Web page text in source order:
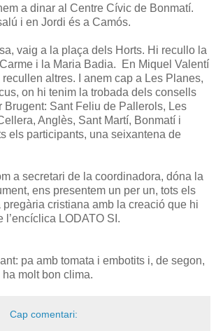
a dinar al Centre Cívic de Bonmatí.
i en Jordi és a Camós.
vaig a la plaça dels Horts. Hi recullo la
i la Maria Badia. En Miquel Valentí
altres. I anem cap a Les Planes,
on hi tenim la trobada dels consells
Brugent: Sant Feliu de Pallerols, Les
Anglès, Sant Martí, Bonmatí i
els participants, una seixantena de
a secretari de la coordinadora, dóna la
ens presentem un per un, tots els
pregària cristiana amb la creació que hi
l’encíclica LODATO SI.
pa amb tomata i embotits i, de segon,
molt bon clima.
Cap comentari: